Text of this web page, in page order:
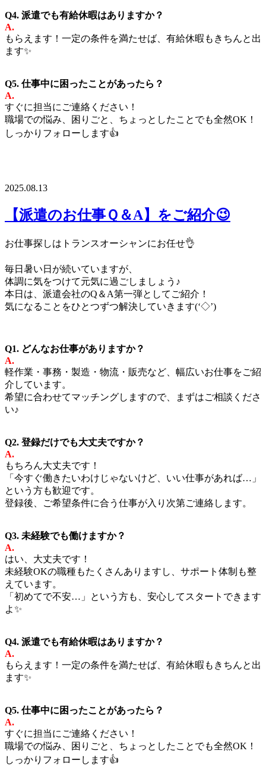
Q4. 派遣でも有給休暇はありますか？
A.
もらえます！一定の条件を満たせば、有給休暇もきちんと出
ます✨
Q5. 仕事中に困ったことがあったら？
A.
すぐに担当にご連絡ください！
職場での悩み、困りごと、ちょっとしたことでも全然OK！
しっかりフォローします👍
2025.08.13
【派遣のお仕事Ｑ＆A】をご紹介😉
お仕事探しはトランスオーシャンにお任せ👌
毎日暑い日が続いていますが、
体調に気をつけて元気に過ごしましょう♪
本日は、派遣会社のQ＆A第一弾としてご紹介！
気になることをひとつずつ解決していきます(‘◇’)ゞ
Q1. どんなお仕事がありますか？
A.
軽作業・事務・製造・物流・販売など、幅広いお仕事をご紹
介しています。
希望に合わせてマッチングしますので、まずはご相談くださ
い♪
Q2. 登録だけでも大丈夫ですか？
A.
もちろん大丈夫です！
「今すぐ働きたいわけじゃないけど、いい仕事があれば…」
という方も歓迎です。
登録後、ご希望条件に合う仕事が入り次第ご連絡します。
Q3. 未経験でも働けますか？
A.
はい、大丈夫です！
未経験OKの職種もたくさんありますし、サポート体制も整
えています。
「初めてで不安…」という方も、安心してスタートできます
よ✨
Q4. 派遣でも有給休暇はありますか？
A.
もらえます！一定の条件を満たせば、有給休暇もきちんと出
ます✨
Q5. 仕事中に困ったことがあったら？
A.
すぐに担当にご連絡ください！
職場での悩み、困りごと、ちょっとしたことでも全然OK！
しっかりフォローします👍